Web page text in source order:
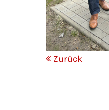
Zurück